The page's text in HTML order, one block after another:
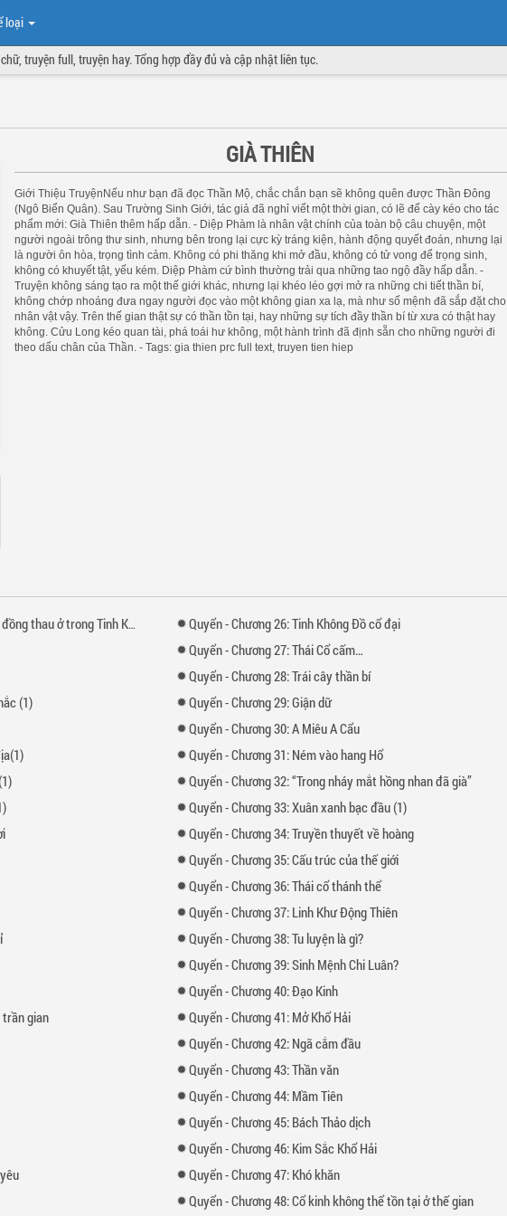
loại
truyện full, truyện hay. Tổng hợp đầy đủ và cập nhật liên tục.
GIÀ THIÊN
Giới Thiệu TruyệnNếu như bạn đã đọc Thần Mộ, chắc chắn bạn sẽ không quên được Thần Đông
(Ngô Biển Quân). Sau Trường Sinh Giới, tác giả đã nghỉ viết một thời gian, có lẽ để cày kéo cho tác
phẩm mới: Già Thiên thêm hấp dẫn. - Diệp Phàm là nhân vật chính của toàn bộ câu chuyện, một
người ngoài trông thư sinh, nhưng bên trong lại cực kỳ tráng kiện, hành động quyết đoán, nhưng lại
là người ôn hòa, trọng tình cảm. Không có phi thăng khi mở đầu, không có tử vong để trọng sinh,
không có khuyết tật, yếu kém. Diệp Phàm cứ bình thường trải qua những tao ngộ đầy hấp dẫn. -
Truyện không sáng tạo ra một thế giới khác, nhưng lại khéo léo gợi mở ra những chi tiết thần bí,
không chớp nhoáng đưa ngay người đọc vào một không gian xa lạ, mà như số mệnh đã sắp đặt cho
nhân vật vậy. Trên thế gian thật sự có thần tồn tại, hay những sự tích đầy thần bí từ xưa có thật hay
không. Cửu Long kéo quan tài, phá toái hư không, một hành trình đã định sẵn cho những người đi
theo dấu chân của Thần. - Tags: gia thien prc full text, truyen tien hiep
thau ở trong Tinh Không
(1)
trần gian
Quyển-Chương26: Tinh Không Đồ cổ đại
Quyển-Chương27: Thái Cổ cấm…
Quyển-Chương28: Trái cây thần bí
Quyển-Chương29: Giận dữ
Quyển-Chương30: A Miêu A Cẩu
Quyển-Chương31: Ném vào hang Hổ
Quyển-Chương32: “Trong nháy mắt hồng nhan đã già”
Quyển-Chương33: Xuân xanh bạc đầu (1)
Quyển-Chương34: Truyền thuyết về hoàng
Quyển-Chương35: Cấu trúc của thế giới
Quyển-Chương36: Thái cổ thánh thể
Quyển-Chương37: Linh Khư Động Thiên
Quyển-Chương38: Tu luyện là gì?
Quyển-Chương39: Sinh Mệnh Chi Luân?
Quyển-Chương40: Đạo Kinh
Quyển-Chương41: Mở Khổ Hải
Quyển-Chương42: Ngã cắm đầu
Quyển-Chương43: Thần văn
Quyển-Chương44: Mầm Tiên
Quyển-Chương45: Bách Thảo dịch
Quyển-Chương46: Kim Sắc Khổ Hải
Quyển-Chương47: Khó khăn
Quyển-Chương48: Cổ kinh không thể tồn tại ở thế gian